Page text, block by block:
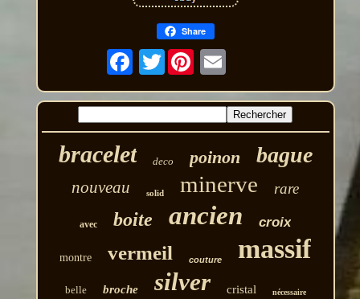
Share
Twitter
bracelet deco poinon bague
nouveau solid minerve rare
avec boite ancien croix
montre vermeil couture massif
belle broche silver cristal nécessaire